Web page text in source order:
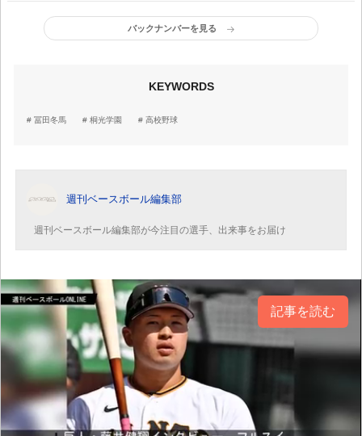
バックナンバーを見る
KEYWORDS
冨田冬馬 桐光学園 高校野球
週刊ベースボール編集部
週刊ベースボール編集部が今注目の選手、出来事をお届け
記事を読む